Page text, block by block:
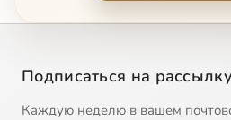
Подписаться на
Каждую неделю в вашем